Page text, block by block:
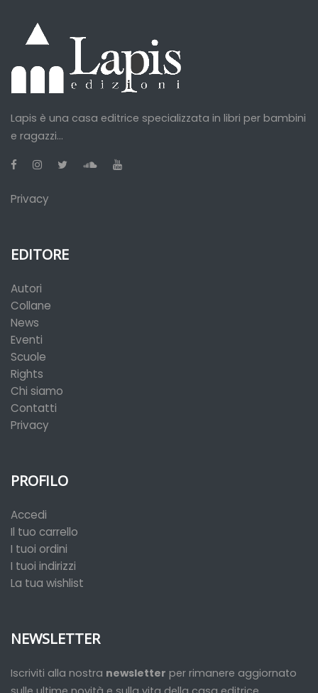
Lapis è una casa editrice specializzata in libri per bambini
e ragazzi...
Privacy
EDITORE
Autori
Collane
News
Eventi
Scuole
Rights
Chi siamo
Contatti
Privacy
PROFILO
Accedi
Il tuo carrello
I tuoi ordini
I tuoi indirizzi
La tua wishlist
NEWSLETTER
Iscriviti alla nostra newsletter per rimanere aggiornato